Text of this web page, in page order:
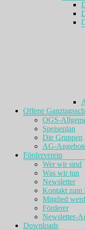
Offene
OGS-
Speiseplan
Die Gruppen
AG-
Förderverein
Wer wir sind
Was wir tun
Newsletter
Kontakt zum
Mitglied
Förderer
Newsletter-
Downloads